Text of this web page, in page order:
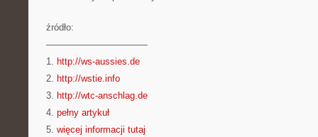
źródło:
———————————
1. http://ws-aussies.de
2. http://wstie.info
3. http://wtc-anschlag.de
4. pełny artykuł
5. więcej informacji tutaj